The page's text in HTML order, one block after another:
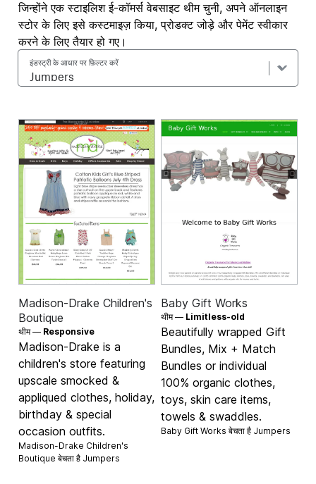
जिन्होंने एक स्टाइलिश ई-कॉमर्स वेबसाइट थीम चुनी, अपने ऑनलाइन
स्टोर के लिए इसे कस्टमाइज़ किया, प्रोडक्ट जोड़े और पेमेंट स्वीकार
करने के लिए तैयार हो गए।
इंडस्ट्री के आधार पर फ़िल्टर करें
Madison-Drake Children's
Boutique
थीम — Responsive
Madison-Drake is a
children's store featuring
upscale smocked &
appliqued clothes, holiday,
birthday & special
occasion outfits.
Madison-Drake Children's
Boutique बेचता है Jumpers
Baby Gift Works
थीम — Limitless-old
Beautifully wrapped Gift
Bundles, Mix + Match
Bundles or individual
100% organic clothes,
toys, skin care items,
towels & swaddles.
Baby Gift Works बेचता है Jumpers